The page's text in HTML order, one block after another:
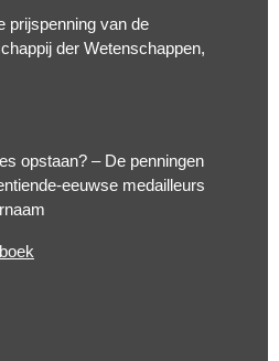
prijspenning van de
der Wetenschappen,
opstaan? – De penningen
eeuwse medailleurs